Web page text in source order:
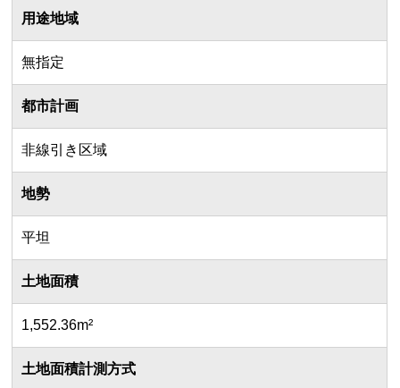
用途地域
無指定
都市計画
非線引き区域
地勢
平坦
土地面積
1,552.36m²
土地面積計測方式